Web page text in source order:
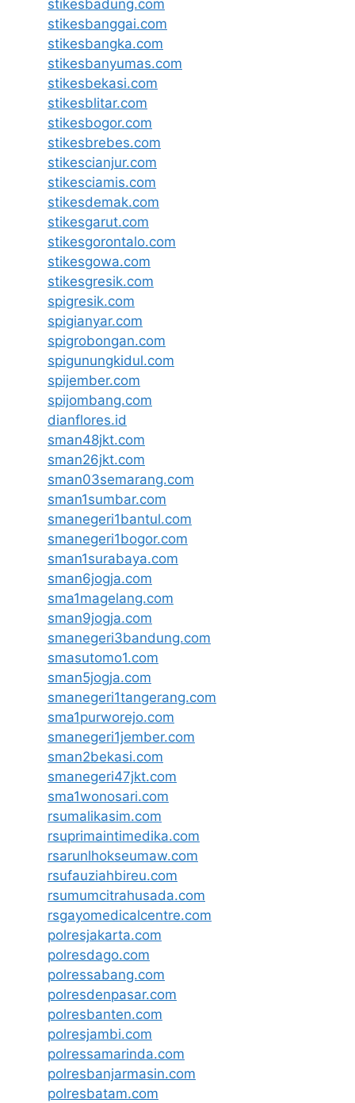
stikesbadung.com
stikesbanggai.com
stikesbangka.com
stikesbanyumas.com
stikesbekasi.com
stikesblitar.com
stikesbogor.com
stikesbrebes.com
stikescianjur.com
stikesciamis.com
stikesdemak.com
stikesgarut.com
stikesgorontalo.com
stikesgowa.com
stikesgresik.com
spigresik.com
spigianyar.com
spigrobongan.com
spigunungkidul.com
spijember.com
spijombang.com
dianflores.id
sman48jkt.com
sman26jkt.com
sman03semarang.com
sman1sumbar.com
smanegeri1bantul.com
smanegeri1bogor.com
sman1surabaya.com
sman6jogja.com
sma1magelang.com
sman9jogja.com
smanegeri3bandung.com
smasutomo1.com
sman5jogja.com
smanegeri1tangerang.com
sma1purworejo.com
smanegeri1jember.com
sman2bekasi.com
smanegeri47jkt.com
sma1wonosari.com
rsumalikasim.com
rsuprimaintimedika.com
rsarunlhokseumaw.com
rsufauziahbireu.com
rsumumcitrahusada.com
rsgayomedicalcentre.com
polresjakarta.com
polresdago.com
polressabang.com
polresdenpasar.com
polresbanten.com
polresjambi.com
polressamarinda.com
polresbanjarmasin.com
polresbatam.com